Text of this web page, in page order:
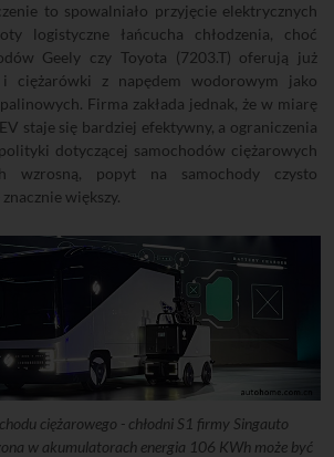
to spowalniało przyjęcie elektrycznych
logistyczne łańcucha chłodzenia, choć
Geely czy Toyota (7203.T) oferują już
ciężarówki z napędem wodorowym jako
Firma zakłada jednak, że w miarę
staje się bardziej efektywny, a ograniczenia
dotyczącej samochodów ciężarowych
wzrosną, popyt na samochody czysto
większy.
ciężarowego - chłodni S1 firmy Singauto
w akumulatorach energia 106 KWh może być